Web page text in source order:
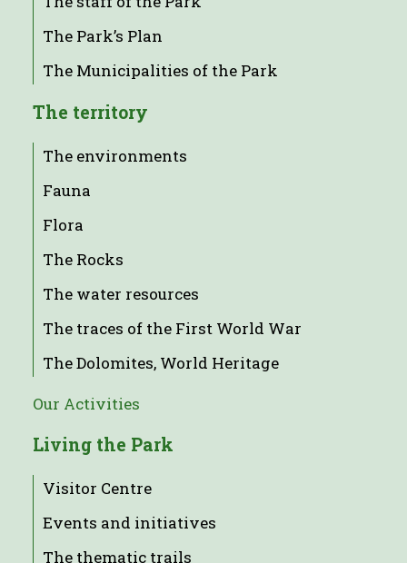
The Park’s Plan
The Municipalities of the Park
The territory
The environments
Fauna
Flora
The Rocks
The water resources
The traces of the First World War
The Dolomites, World Heritage
Our Activities
Living the Park
Visitor Centre
Events and initiatives
The thematic trails